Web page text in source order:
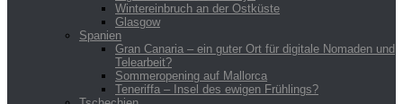
Wintereinbruch an der Ostküste
Glasgow
Spanien
Gran Canaria – ein guter Ort für digitale Nomaden und
Telearbeit?
Sommeropening auf Mallorca
Teneriffa – Insel des ewigen Frühlings?